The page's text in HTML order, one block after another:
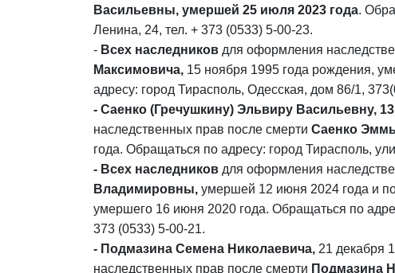
Васильевны, умершей 25 июля 2023 года.
Ленина, 24, тел. + 373 (0533) 5-00-23.
- Всех наследников для оформления
Максимовича, 15 ноября 1995 года рождения,
адресу: город Тирасполь, Одесская, дом 86/1,
- Саенко (Гречушкину) Эльвиру Васильевну,
наследственных прав после смерти Саенко
года. Обращаться по адресу: город Тирасполь,
- Всех наследников для оформления
Владимировны, умершей 12 июня 2024 года и
умершего 16 июня 2020 года. Обращаться по
373 (0533) 5-00-21.
- Подмазина Семена Николаевича, 21 декабря
наследственных прав после смерти Подмазина